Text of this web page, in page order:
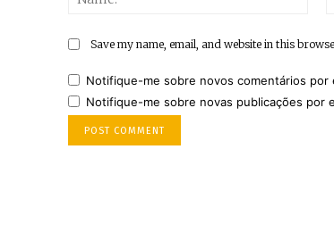
Save my name, email, and website in this
Notifique-me sobre novos comentários por
Notifique-me sobre novas publicações por